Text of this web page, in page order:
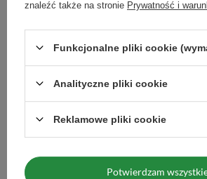
dzióbkiem – Mountain (zielona)
79,99 zł
Ilość produktów
znaleźć także na stronie Prywatność i
Funkcjonalne pliki cookie
Analityczne pliki cookie
Reklamowe pliki cookie
Potwierdzam